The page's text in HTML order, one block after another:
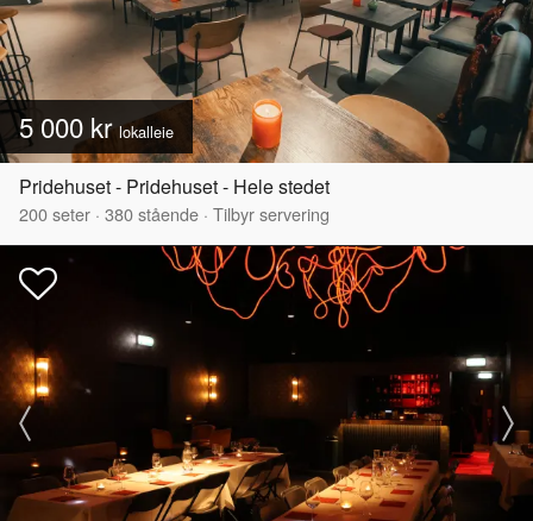
5 000 krlokalleie
Pridehuset - Pridehuset - Hele stedet
200seter · 380stående · Tilbyr servering